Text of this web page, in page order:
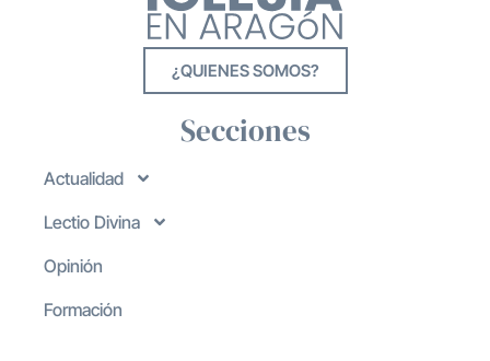
¿QUIENES SOMOS?
Secciones
Actualidad
Lectio Divina
Opinión
Formación